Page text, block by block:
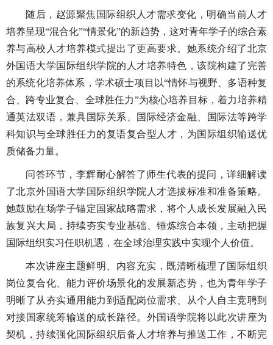
随后，赵源聚焦国际组织人才需求变化，明确当前人才
培养呈现“混合化”“情景化”的新趋势，这对青年学子的综合素
养与高校人才培养模式提出了更高要求。她系统介绍了北京
外国语大学国际组织学院的人才培养特色，该院构建了完善
的系统化培养体系，学术硕士项目以“情怀与视野、多语种复
合、跨专业复合、全球胜任力”为核心培养目标，着力培养精
通英法双语，兼具国际关系、国际经济金融、国际法等跨学
科知识与全球胜任力的复语复合型人才，为国际组织输送优
质储备力量。
问答环节，李辉耐心解答了师生代表的提问，详细解读
了北京外国语大学国际组织学院人才选拔标准和准备策略。
她鼓励在场学子锚定国家战略需求，将个人成长发展融入民
族复兴大局，持续夯实专业基础、锤炼综合本领，主动把握
国际组织实习任职机遇，在全球治理实践中实现个人价值。
本次讲座主题鲜明、内容充实，既清晰梳理了国际组织
岗位复合化、能力评价场景化的发展新态势，也为青年学子
明晰了从夯实通用能力到适配岗位需求、从个人自主竞聘到
对接国家统筹输送的成长路径。外国语学院将以此次讲座为
契机，持续强化国际组织后备人才培养与推送工作，不断完